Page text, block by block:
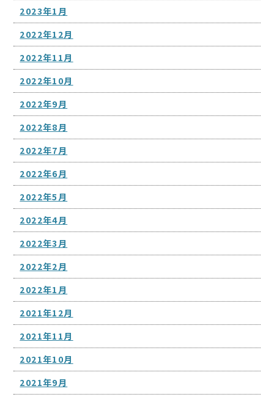
2023年1月
2022年12月
2022年11月
2022年10月
2022年9月
2022年8月
2022年7月
2022年6月
2022年5月
2022年4月
2022年3月
2022年2月
2022年1月
2021年12月
2021年11月
2021年10月
2021年9月